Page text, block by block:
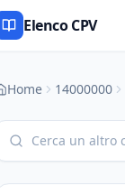
Elenco CPV
Home 14000000